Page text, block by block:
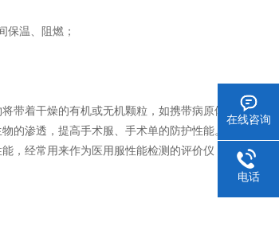
温、阻燃；
着干燥的有机或无机颗粒，如携带病原体
的渗透，提高手术服、手术单的防护性能。
，经常用来作为医用服性能检测的评价仪
在线咨询
电话